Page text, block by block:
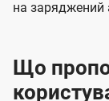
на заряджений
Що